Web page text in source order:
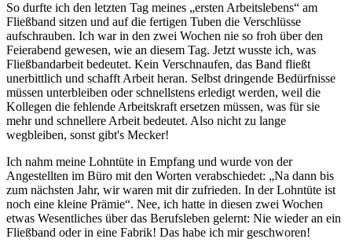
So durfte ich den letzten Tag meines
ersten Arbeitslebens
am
Fließband sitzen und auf die fertigen Tuben die Verschlüsse
aufschrauben. Ich war in den zwei Wochen nie so froh über den
Feierabend gewesen, wie an diesem Tag. Jetzt wusste ich, was
Fließbandarbeit bedeutet. Kein Verschnaufen, das Band fließt
unerbittlich und schafft Arbeit heran. Selbst dringende Bedürfnisse
müssen unterbleiben oder schnellstens erledigt werden, weil die
Kollegen die fehlende Arbeitskraft ersetzen müssen, was für sie
mehr und schnellere Arbeit bedeutet. Also nicht zu lange
wegbleiben, sonst gibt's Mecker!
Ich nahm meine Lohntüte in Empfang und wurde von der
Angestellten im Büro mit den Worten verabschiedet:
Na dann bis
zum nächsten Jahr, wir waren mit dir zufrieden. In der Lohntüte ist
noch eine kleine Prämie . Nee, ich hatte in diesen zwei Wochen
etwas Wesentliches über das Berufsleben gelernt: Nie wieder an ein
Fließband oder in eine Fabrik! Das habe ich mir geschworen!